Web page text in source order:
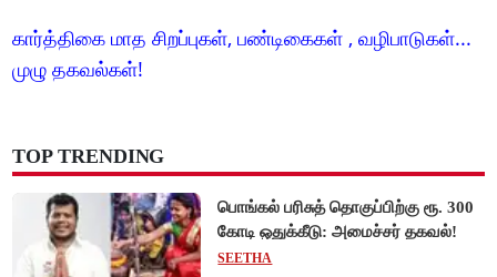
கார்த்திகை மாத சிறப்புகள், பண்டிகைகள் , வழிபாடுகள்...
முழு தகவல்கள்!
TOP TRENDING
பொங்கல் பரிசுத் தொகுப்பிற்கு ரூ. 300
கோடி ஒதுக்கீடு: அமைச்சர் தகவல்!
SEETHA